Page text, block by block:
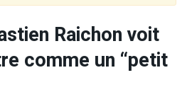
Raichon voit
comme un “petit